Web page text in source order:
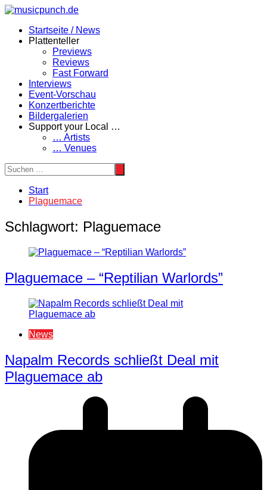
Zum
springenStartseite / News
Plattenteller
Previews
Reviews
Fast Forward
Interviews
Event-Vorschau
Konzertberichte
Bildergalerien
Support your Local …
… Artists
… Venues
Start
Plaguemace
Schlagwort: Plaguemace
Plaguemace – “Reptilian Warlords”
News
Napalm Records schließt Deal mit
Plaguemace ab